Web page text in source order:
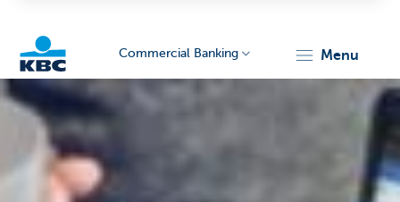
KBC
Commercial Banking menu